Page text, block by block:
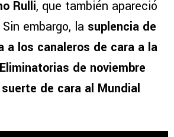
Rulli, que también apareció
embargo, la suplencia de
a los canaleros de cara a la
de noviembre
de cara al Mundial